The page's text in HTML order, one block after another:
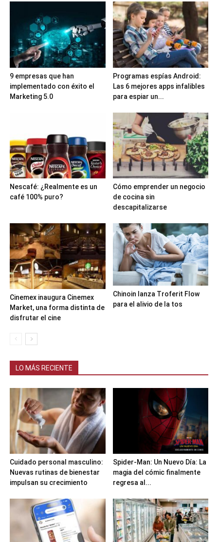
9 empresas que han
implementado con éxito el
Marketing 5.0
Programas espías Android:
Las 6 mejores apps infalibles
para espiar un...
Nescafé: ¿Realmente es un
café 100% puro?
Cómo emprender un negocio
de cocina sin
descapitalizarse
Cinemex inaugura Cinemex
Market, una forma distinta de
disfrutar el cine
Chinoin lanza Troferit Flow
para el alivio de la tos
LO MÁS RECIENTE
Cuidado personal masculino:
Nuevas rutinas de bienestar
impulsan su crecimiento
Spider-Man: Un Nuevo Día: La
magia del cómic finalmente
regresa al...